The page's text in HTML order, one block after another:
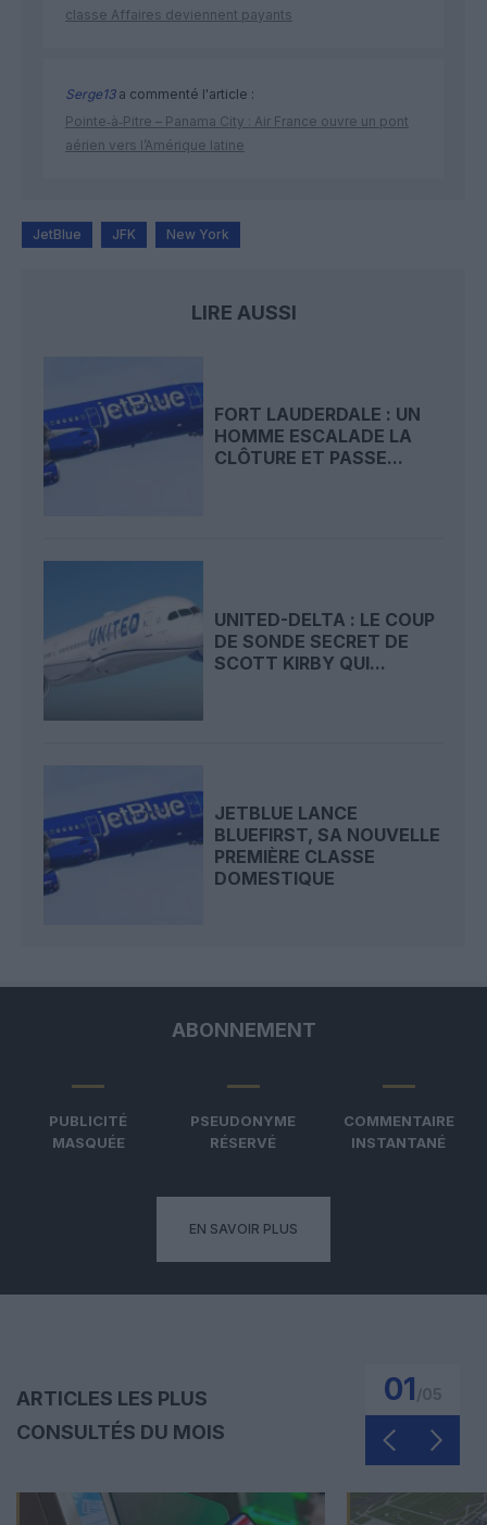
classe Affaires deviennent payants
Serge13a commenté l'article :
Pointe‑à‑Pitre – Panama City : Air France ouvre un pont
aérien vers l’Amérique latine
JetBlue JFK New York
LIRE AUSSI
FORT LAUDERDALE : UN
HOMME ESCALADE LA
CLÔTURE ET PASSE...
UNITED-DELTA : LE COUP
DE SONDE SECRET DE
SCOTT KIRBY QUI...
JETBLUE LANCE
BLUEFIRST, SA NOUVELLE
PREMIÈRE CLASSE
DOMESTIQUE
ABONNEMENT
PUBLICITÉ
MASQUÉE
PSEUDONYME
RÉSERVÉ
COMMENTAIRE
INSTANTANÉ
EN SAVOIR PLUS
ARTICLES LES PLUS
CONSULTÉS DU MOIS
01